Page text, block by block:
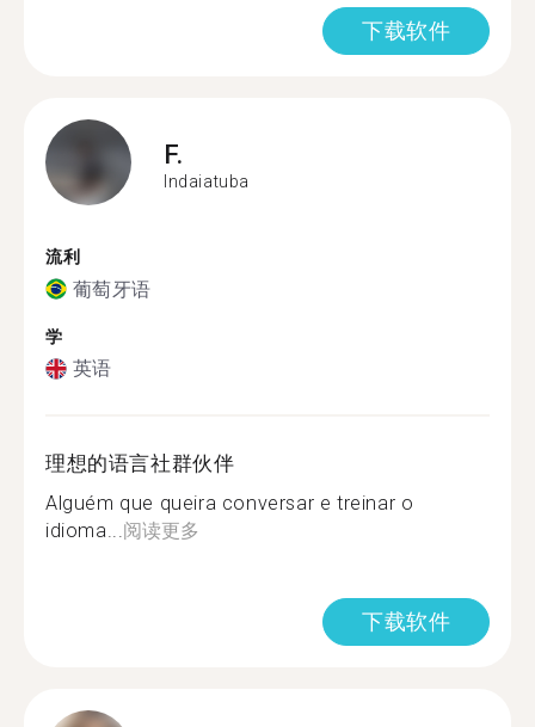
下载软件
F.
Indaiatuba
流利
葡萄牙语
学
英语
理想的语言社群伙伴
Alguém que queira conversar e treinar o
idioma...阅读更多
下载软件